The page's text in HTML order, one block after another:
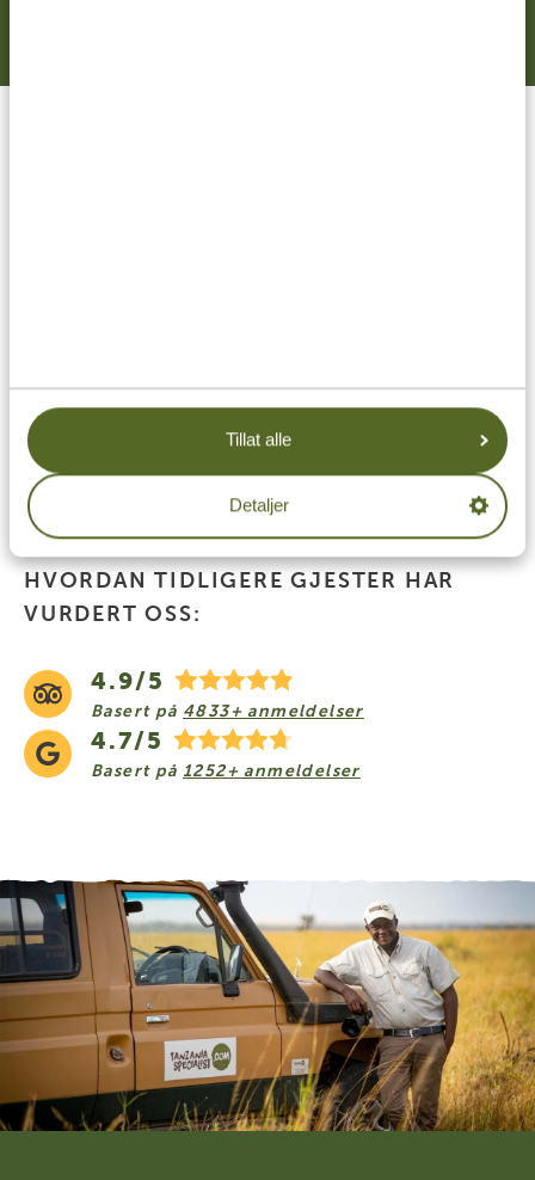
Tillat alle
Detaljer
HVORDAN TIDLIGERE GJESTER HAR
VURDERT OSS:
4.9/5
Basert på 4833+ anmeldelser
4.7/5
Basert på1252+ anmeldelser